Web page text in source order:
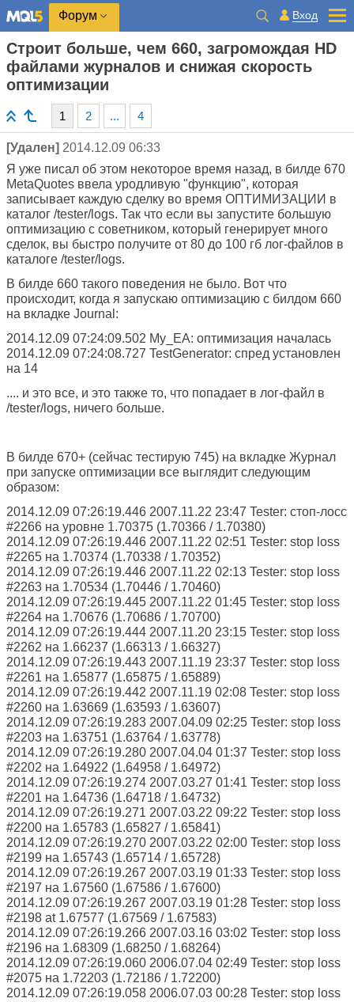
Форум Вход
Строит больше, чем 660, загромождая HD
файлами журналов и снижая скорость
оптимизации
1 2 ... 4
[Удален] 2014.12.09 06:33
Я уже писал об этом некоторое время назад, в билде 670
MetaQuotes ввела уродливую "функцию", которая
записывает каждую сделку во время ОПТИМИЗАЦИИ в
каталог /tester/logs. Так что если вы запустите большую
оптимизацию с советником, который генерирует много
сделок, вы быстро получите от 80 до 100 гб лог-файлов в
каталоге /tester/logs.
В билде 660 такого поведения не было. Вот что
происходит, когда я запускаю оптимизацию с билдом 660
на вкладке Journal:
2014.12.09 07:24:09.502 My_EA: оптимизация началась
2014.12.09 07:24:08.727 TestGenerator: спред установлен
на 14
.... и это все, и это также то, что попадает в лог-файл в
/tester/logs, ничего больше.
В билде 670+ (сейчас тестирую 745) на вкладке Журнал
при запуске оптимизации все выглядит следующим
образом:
2014.12.09 07:26:19.446 2007.11.22 23:47 Tester: стоп-лосс
#2266 на уровне 1.70375 (1.70366 / 1.70380)
2014.12.09 07:26:19.446 2007.11.22 02:51 Tester: stop loss
#2265 на 1.70374 (1.70338 / 1.70352)
2014.12.09 07:26:19.446 2007.11.22 02:13 Tester: stop loss
#2263 на 1.70534 (1.70446 / 1.70460)
2014.12.09 07:26:19.445 2007.11.22 01:45 Tester: stop loss
#2264 на 1.70676 (1.70686 / 1.70700)
2014.12.09 07:26:19.444 2007.11.20 23:15 Tester: stop loss
#2262 на 1.66237 (1.66313 / 1.66327)
2014.12.09 07:26:19.443 2007.11.19 23:37 Tester: stop loss
#2261 на 1.65877 (1.65875 / 1.65889)
2014.12.09 07:26:19.442 2007.11.19 02:08 Tester: stop loss
#2260 на 1.63669 (1.63593 / 1.63607)
2014.12.09 07:26:19.283 2007.04.09 02:25 Tester: stop loss
#2203 на 1.63751 (1.63764 / 1.63778)
2014.12.09 07:26:19.280 2007.04.04 01:37 Tester: stop loss
#2202 на 1.64922 (1.64958 / 1.64972)
2014.12.09 07:26:19.274 2007.03.27 01:41 Tester: stop loss
#2201 на 1.64736 (1.64718 / 1.64732)
2014.12.09 07:26:19.271 2007.03.22 09:22 Tester: stop loss
#2200 на 1.65783 (1.65827 / 1.65841)
2014.12.09 07:26:19.270 2007.03.22 02:00 Tester: stop loss
#2199 на 1.65743 (1.65714 / 1.65728)
2014.12.09 07:26:19.267 2007.03.19 01:33 Tester: stop loss
#2197 на 1.67560 (1.67586 / 1.67600)
2014.12.09 07:26:19.267 2007.03.19 01:28 Tester: stop loss
#2198 at 1.67577 (1.67569 / 1.67583)
2014.12.09 07:26:19.266 2007.03.16 03:02 Tester: stop loss
#2196 на 1.68309 (1.68250 / 1.68264)
2014.12.09 07:26:19.060 2006.07.04 02:49 Tester: stop loss
#2075 на 1.72203 (1.72186 / 1.72200)
2014.12.09 07:26:19.058 2006.07.03 00:28 Tester: stop loss